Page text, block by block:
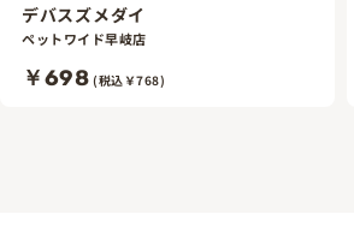
デバスズメダイ
ペットワイド早岐店
￥698 (税込￥768)